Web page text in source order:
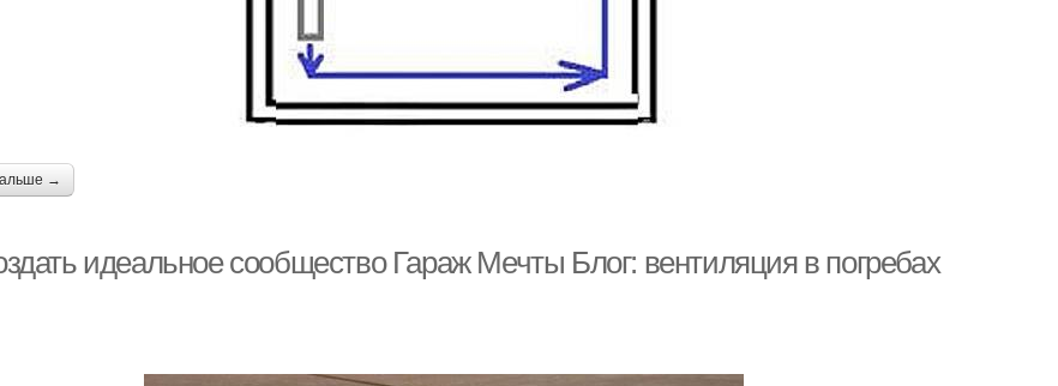
→
идеальное сообщество Гараж Мечты Блог: вентиляция в погребах